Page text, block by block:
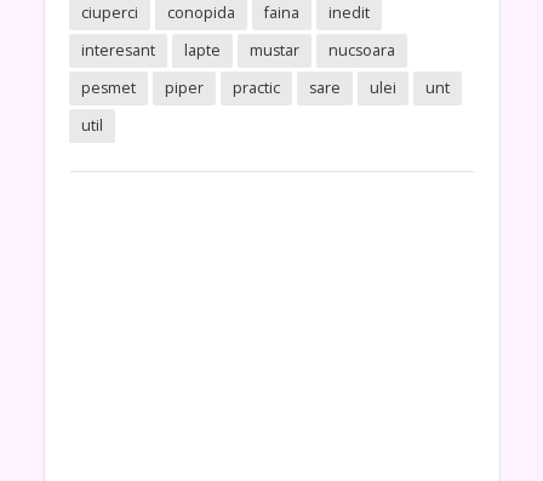
ciuperci
conopida faina
inedit
interesant
lapte mustar
nucsoara
pesmet
piper practic sare ulei
unt
util